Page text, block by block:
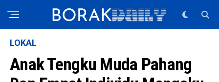
LOKAL
Anak Tengku Muda Pahang